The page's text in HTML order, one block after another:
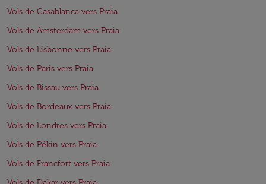
Vols de Casablanca vers Praia
Vols de Amsterdam vers Praia
Vols de Lisbonne vers Praia
Vols de Paris vers Praia
Vols de Bissau vers Praia
Vols de Bordeaux vers Praia
Vols de Londres vers Praia
Vols de Pékin vers Praia
Vols de Francfort vers Praia